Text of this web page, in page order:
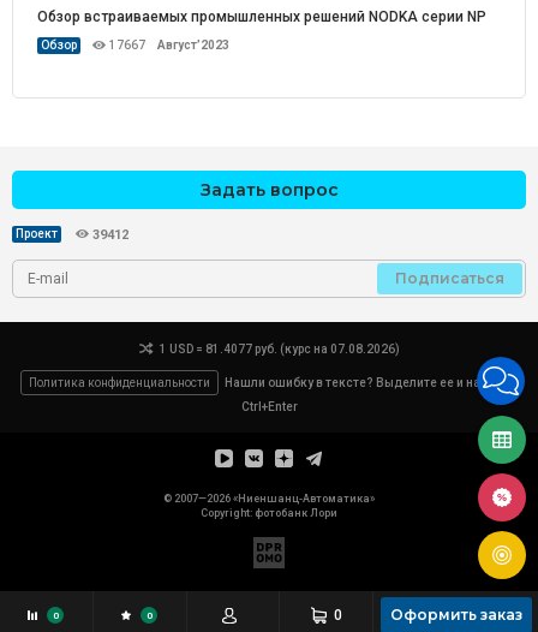
Обзор встраиваемых промышленных решений NODKA серии NP
Обзор 17667 Август’2023
Задать вопрос
Проект 39412
Подписаться
1 USD = 81.4077 руб. (курс на 07.08.2026)
Политика конфиденциальности
Нашли ошибку в тексте? Выделите ее и нажмите
Ctrl+Enter
© 2007—2026 «Ниеншанц-Автоматика»
Copyright: фотобанк Лори
0 0 0 Оформить заказ